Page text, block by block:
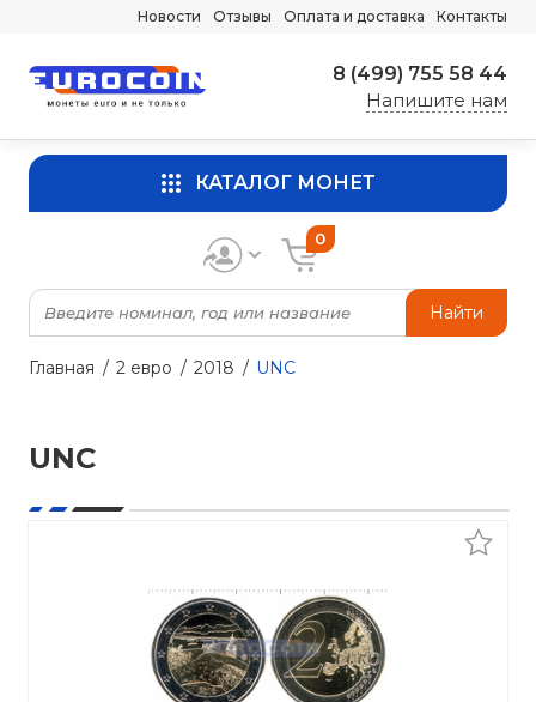
Новости Отзывы Оплата и доставка Контакты
8 (499) 755 58 44
Напишите нам
КАТАЛОГ МОНЕТ
Найти
0
Главная 2 евро 2018 UNC
UNC